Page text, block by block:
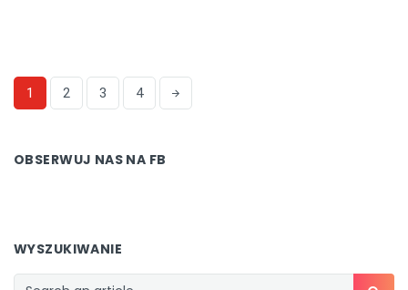
1 2 3 4
OBSERWUJ NAS NA FB
WYSZUKIWANIE